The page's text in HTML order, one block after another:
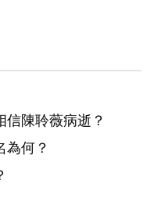
陳聆薇病逝？
為何？